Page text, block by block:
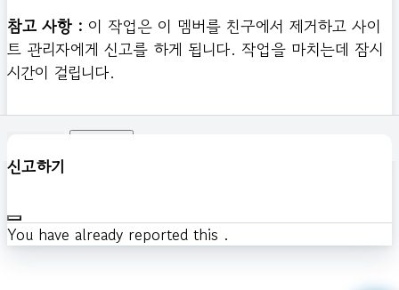
참고 사항 : 이 작업은 이 멤버를 친구에서 제거하고 사이
트 관리자에게 신고를 하게 됩니다. 작업을 마치는데 잠시
시간이 걸립니다.
신고하기
You have already reported this .